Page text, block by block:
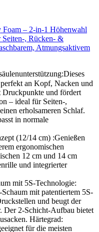
Foam – 2-in-1 Höhenwahl
Seiten-, Rücken- &
Atmungsaktivem
an Kopf, Nacken und
Druckpunkte und fördert
– ideal für Seiten-,
erholsameren Schlaf.
in normale
(12/14 cm) :Genießen
ergonomischen
12 cm und 14 cm
und integrierter
mit 5S-Technologie:
mit patentiertem 5S-
und beugt der
Der 2-Schicht-Aufbau bietet
Härtegrad:
für die meisten